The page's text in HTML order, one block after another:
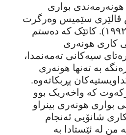
هونەرمەندی بواری
ڤالێری سێمیس وەرگرت
بەناوی جلی سور(١٩٩٢). کاتێک کە دەستم
کاری هونەری
سیەکانی تەمەنمدا،
بە تەنها هونەری
پڕبکاتەوە.
کە واخەریک بوو
بواری هونەری بینراو
شانۆیی ئەنجام
من لە ئێستادا بە